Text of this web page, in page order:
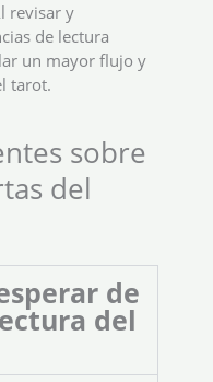
revisar y
de lectura
un mayor flujo y
tarot.
sobre
del
de
del